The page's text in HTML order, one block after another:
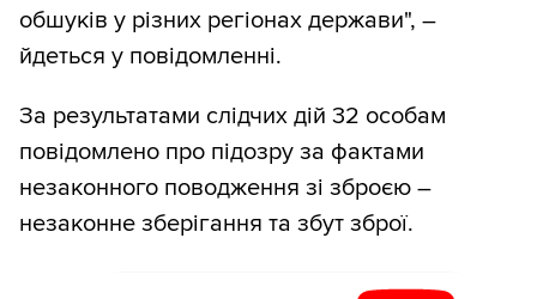
обшуків у різних регіонах держави", –
йдеться у повідомленні.
За результатами слідчих дій 32 особам
повідомлено про підозру за фактами
незаконного поводження зі зброєю –
незаконне зберігання та збут зброї.